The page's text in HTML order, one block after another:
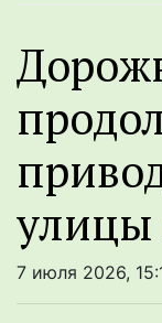
улицы
7 июля 2026,